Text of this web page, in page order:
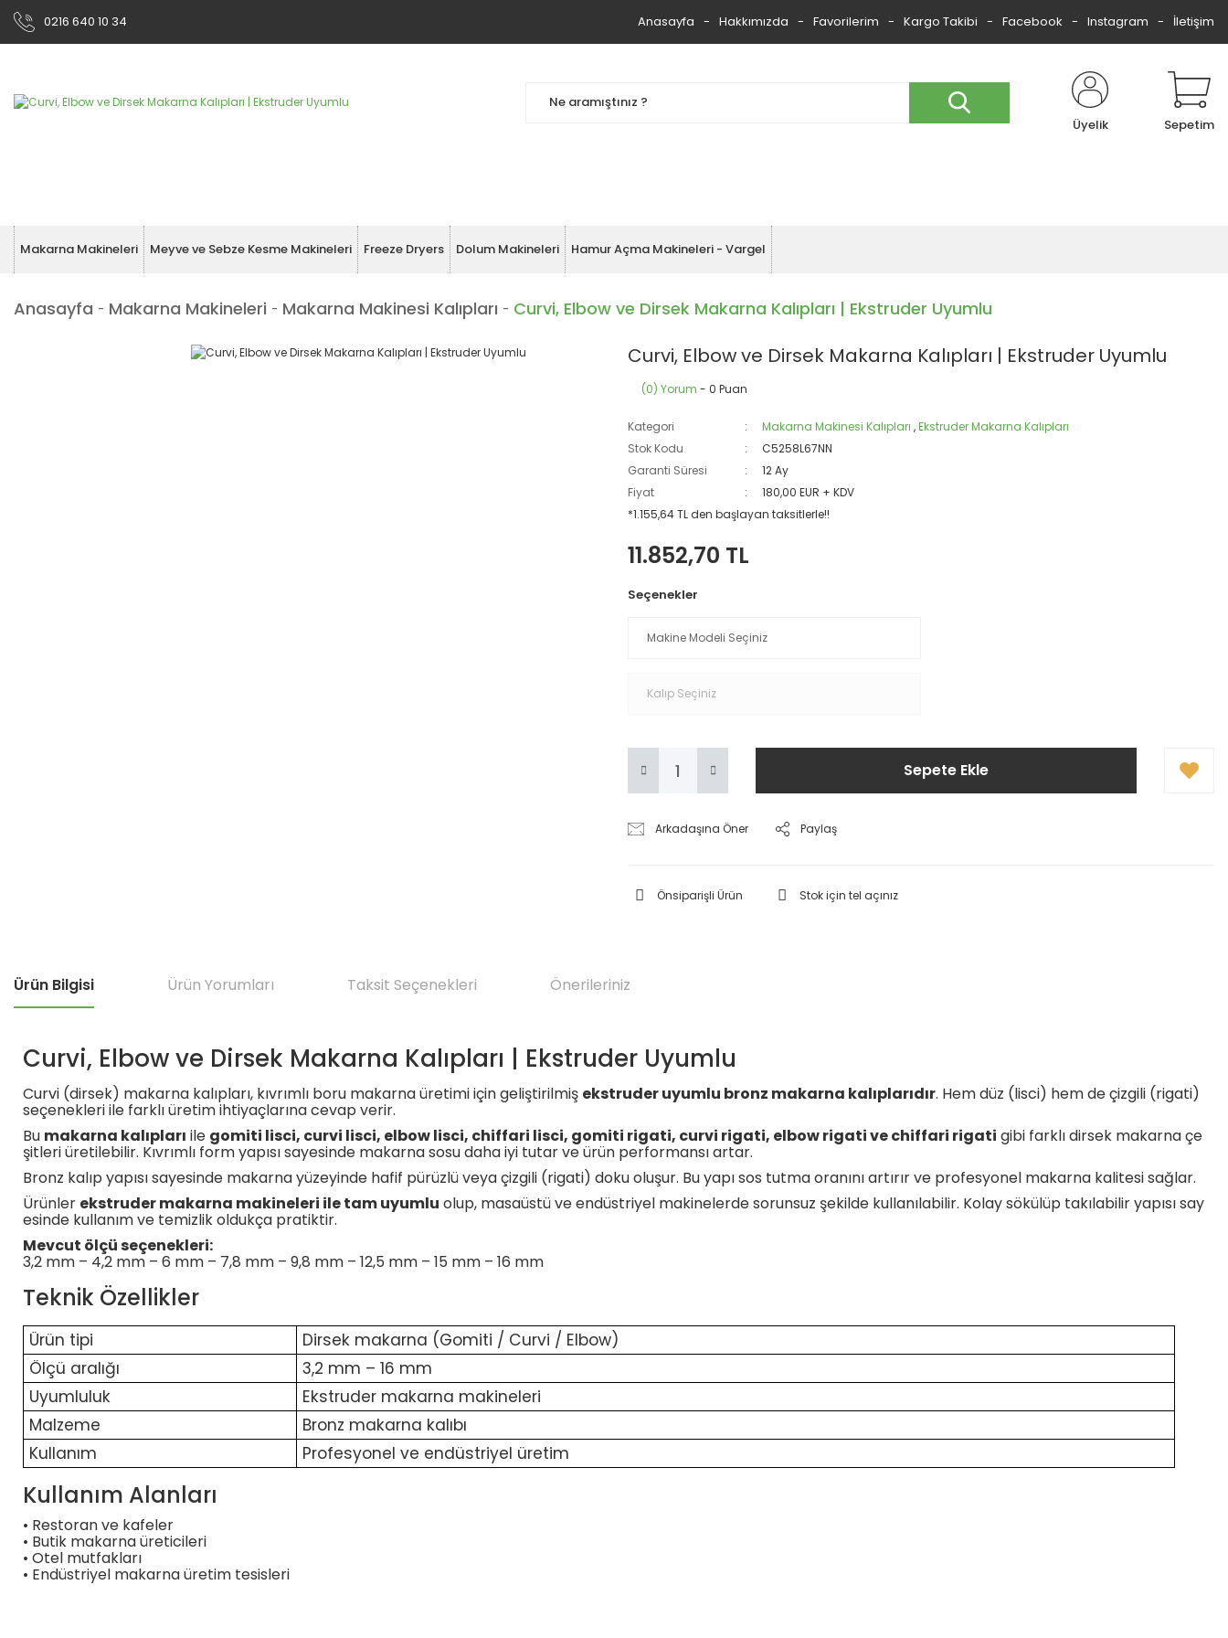
0216 640 10 34 Anasayfa Hakkımızda Favorilerim Kargo Takibi Facebook Instagram İletişim
Üyelik Sepetim
Makarna Makineleri Meyve ve Sebze Kesme Makineleri Freeze Dryers Dolum Makineleri Hamur Açma Makineleri - Vargel
Anasayfa Makarna Makineleri Makarna Makinesi Kalıpları Curvi, Elbow ve Dirsek Makarna Kalıpları | Ekstruder Uyumlu
Curvi, Elbow ve Dirsek Makarna Kalıpları | Ekstruder Uyumlu
(0) Yorum - 0 Puan
Kategori Makarna Makinesi Kalıpları ,Ekstruder Makarna Kalıpları
Stok Kodu
C5258L67NN
Garanti Süresi
12 Ay
Fiyat
180,00 EUR + KDV
*1.155,64 TL den başlayan taksitlerle!!
11.852,70 TL
Seçenekler
Sepete Ekle
Arkadaşına Öner Paylaş
Önsiparişli Ürün Stok için tel açınız
Ürün Bilgisi Ürün Yorumları Taksit Seçenekleri Önerileriniz
Curvi, Elbow ve Dirsek Makarna Kalıpları | Ekstruder Uyumlu
Curvi (dirsek) makarna kalıpları, kıvrımlı boru makarna üretimi için geliştirilmiş ekstruder uyumlu bronz makarna kalıplarıdır. Hem düz (lisci) hem de çizgili (rigati)
seçenekleri ile farklı üretim ihtiyaçlarına cevap verir.
Bu makarna kalıpları ile gomiti lisci, curvi lisci, elbow lisci, chiffari lisci, gomiti rigati, curvi rigati, elbow rigati ve chiffari rigati gibi farklı dirsek makarna çe
şitleri üretilebilir. Kıvrımlı form yapısı sayesinde makarna sosu daha iyi tutar ve ürün performansı artar.
Bronz kalıp yapısı sayesinde makarna yüzeyinde hafif pürüzlü veya çizgili (rigati) doku oluşur. Bu yapı sos tutma oranını artırır ve profesyonel makarna kalitesi sağlar.
Ürünler ekstruder makarna makineleri ile tam uyumlu olup, masaüstü ve endüstriyel makinelerde sorunsuz şekilde kullanılabilir. Kolay sökülüp takılabilir yapısı say
esinde kullanım ve temizlik oldukça pratiktir.
Mevcut ölçü seçenekleri:
3,2 mm – 4,2 mm – 6 mm – 7,8 mm – 9,8 mm – 12,5 mm – 15 mm – 16 mm
Teknik Özellikler
Ürün tipi
Dirsek makarna (Gomiti / Curvi / Elbow)
Ölçü aralığı
3,2 mm – 16 mm
Uyumluluk
Ekstruder makarna makineleri
Malzeme
Bronz makarna kalıbı
Kullanım
Profesyonel ve endüstriyel üretim
Kullanım Alanları
• Restoran ve kafeler
• Butik makarna üreticileri
• Otel mutfakları
• Endüstriyel makarna üretim tesisleri